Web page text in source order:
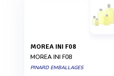
MOREA INI F08
MOREA INI F08
PINARD EMBALLAGES